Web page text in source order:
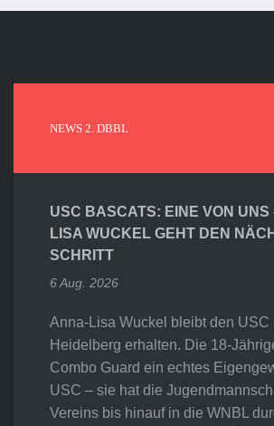
NEWS 2. DBBL
USC BASCATS: EINE VON UNS
LISA WUCKEL GEHT DEN
SCHRITT
6 Aug. 2026
Anna-Lisa Wuckel bleibt den USC
Heidelberg erhalten. Die 18-
Combo Guard ein echtes
USC – sie hat die
Vereins bis hinauf in die WNBL